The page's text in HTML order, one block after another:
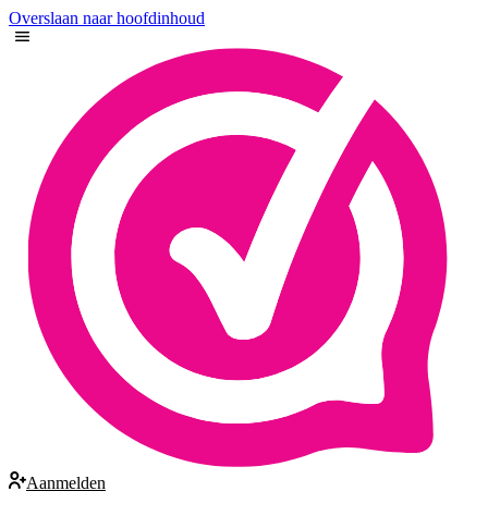
Overslaan naar hoofdinhoud
Aanmelden